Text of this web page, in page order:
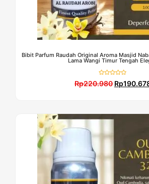
Bibit Parfum Raudah Original Aroma Masjid
Lama Wangi Timur Tengah
0
Rp220.980 Rp